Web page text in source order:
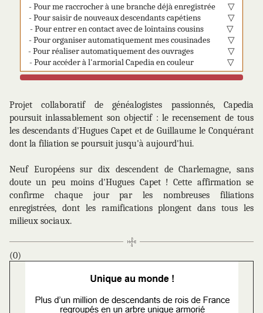
- Pour me raccrocher à une branche déjà enregistrée
▽
- Pour saisir de nouveaux descendants capétiens
▽
- Pour entrer en contact avec de lointains cousins
▽
- Pour organiser automatiquement mes cousinades
▽
- Pour réaliser automatiquement des ouvrages
▽
- Pour accéder à l'armorial Capedia en couleur
▽
Projet collaboratif de généalogistes passionnés, Capedia
poursuit inlassablement son objectif : le recensement de tous
les descendants d'Hugues Capet et de Guillaume le Conquérant
dont la filiation se poursuit jusqu'à aujourd'hui.
Neuf Européens sur dix descendent de Charlemagne, sans
doute un peu moins d'Hugues Capet ! Cette affirmation se
confirme chaque jour par les nombreuses filiations
enregistrées, dont les ramifications plongent dans tous les
milieux sociaux.
(0)